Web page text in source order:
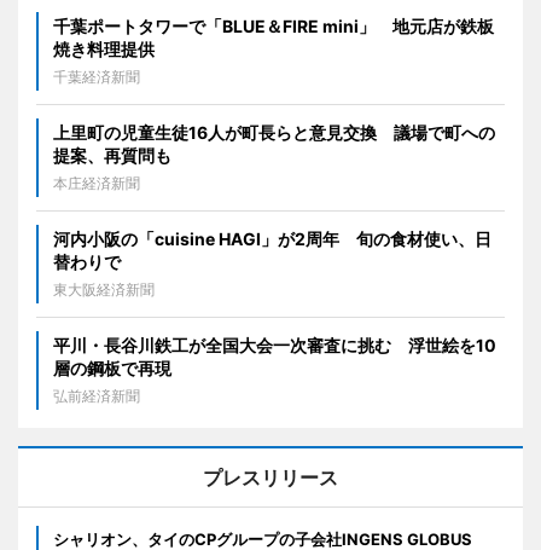
千葉ポートタワーで「BLUE＆FIRE mini」 地元店が鉄板
焼き料理提供
千葉経済新聞
上里町の児童生徒16人が町長らと意見交換 議場で町への
提案、再質問も
本庄経済新聞
河内小阪の「cuisine HAGI」が2周年 旬の食材使い、日
替わりで
東大阪経済新聞
平川・長谷川鉄工が全国大会一次審査に挑む 浮世絵を10
層の鋼板で再現
弘前経済新聞
プレスリリース
シャリオン、タイのCPグループの子会社INGENS GLOBUS